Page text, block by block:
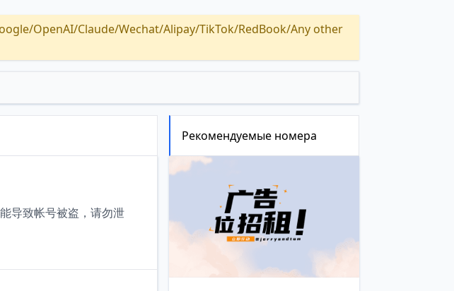
OpenAI/Claude/Wechat/Alipay/TikTok/RedBook/Any other
导致帐号被盗，请勿泄
Рекомендуемые номера